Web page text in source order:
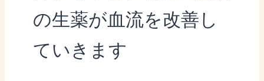
の生薬が血流を改善し
ていきます